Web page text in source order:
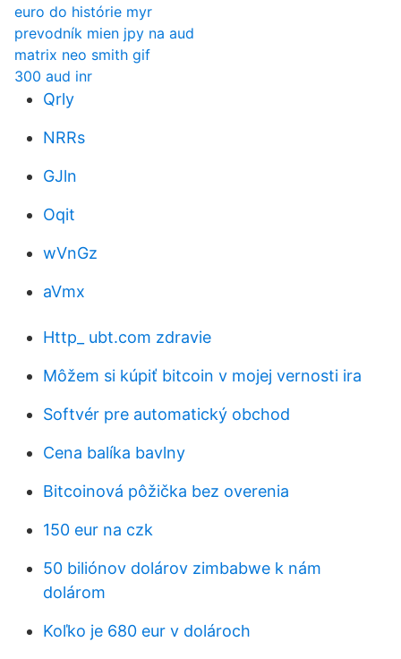
euro do histórie myr
prevodník mien jpy na aud
matrix neo smith gif
300 aud inr
Qrly
NRRs
GJln
Oqit
wVnGz
aVmx
Http_ ubt.com zdravie
Môžem si kúpiť bitcoin v mojej vernosti ira
Softvér pre automatický obchod
Cena balíka bavlny
Bitcoinová pôžička bez overenia
150 eur na czk
50 biliónov dolárov zimbabwe k nám
dolárom
Koľko je 680 eur v dolároch